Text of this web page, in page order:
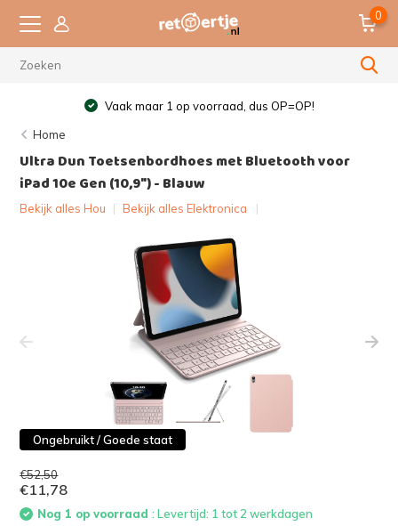
0
Vaak maar 1 op voorraad, dus OP=OP!
Home
Ultra Dun Toetsenbordhoes met Bluetooth voor
iPad 10e Gen (10,9") - Blauw
Bekijk alles Hou | Bekijk alles Elektronica
Ongebruikt / Goede staat
€52,50
€11,78
Nog 1 op voorraad: Levertijd: 1 tot 2 werkdagen